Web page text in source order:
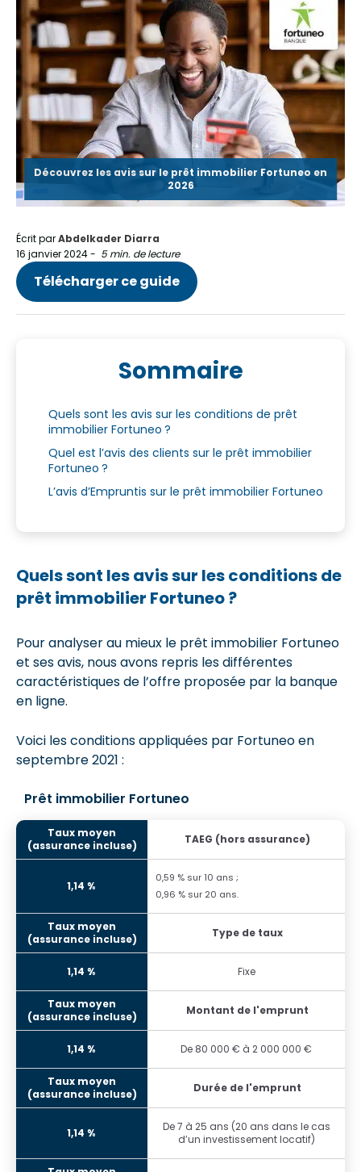
Découvrez les avis sur le prêt immobilier Fortuneo en
2026
Écrit parAbdelkader Diarra
16 janvier 2024- 5 min. de lecture
Télécharger ce guide
Sommaire
Quels sont les avis sur les conditions de prêt
immobilier Fortuneo ?
Quel est l’avis des clients sur le prêt immobilier
Fortuneo ?
L’avis d’Empruntis sur le prêt immobilier Fortuneo
Quels sont les avis sur les conditions de
prêt immobilier Fortuneo ?
Pour analyser au mieux le prêt immobilier Fortuneo
et ses avis, nous avons repris les différentes
caractéristiques de l’offre proposée par la banque
en ligne.
Voici les conditions appliquées par Fortuneo en
septembre 2021 :
Prêt immobilier Fortuneo
TAEG (hors assurance)
0,59 % sur 10 ans ;
0,96 % sur 20 ans.
Type de taux
Fixe
Montant de l'emprunt
De 80 000 € à 2 000 000 €
Durée de l'emprunt
De 7 à 25 ans (20 ans dans le cas
d’un investissement locatif)